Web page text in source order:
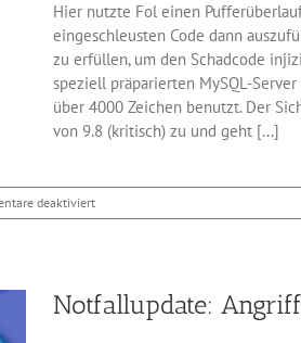
Hier nutzte Fol einen
eingeschleusten Code dann
zu erfüllen, um den Schadcode
speziell präparierten MySQL-
über 4000 Zeichen benutzt. Der
von 9.8 (kritisch) zu und geht [...]
deaktiviertfür
PHP-
Einschleusen
von
Notfallupdate: